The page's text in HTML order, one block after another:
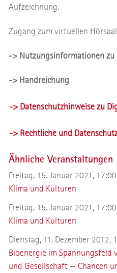
Aufzeichnung.
Zugang zum virtuellen
-> Nutzungsinformationen zu
-> Handreichung
-> Datenschutzhinweise zu
-> Rechtliche und
Ähnliche Veranstaltungen
Freitag, 15. Januar 2021,
Klima und Kulturen
Freitag, 15. Januar 2021,
Klima und Kulturen
Dienstag, 11. Dezember 2012,
Bioenergie im Spannungsfeld
und Gesellschaft — Chancen